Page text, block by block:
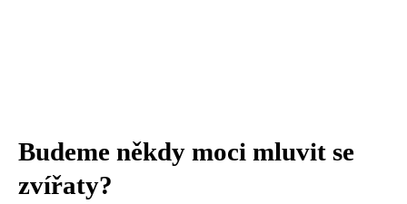
Budeme někdy moci mluvit se
zvířaty?